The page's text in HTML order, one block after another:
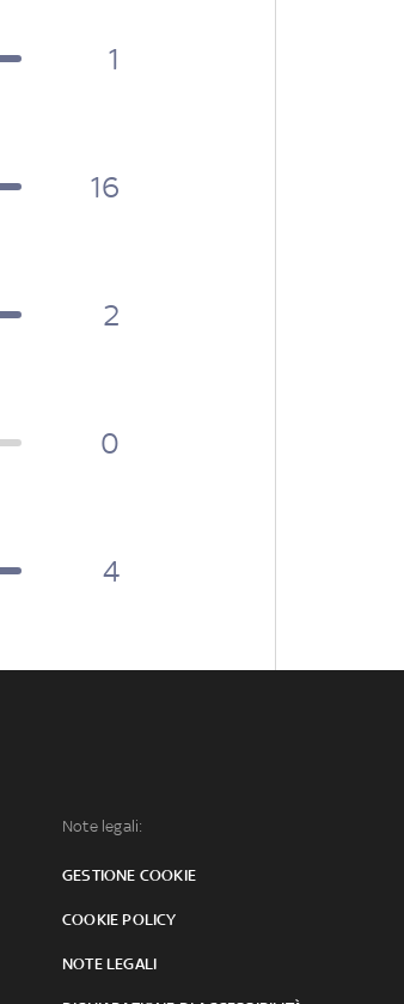
1
16
2
0
4
Note legali:
GESTIONE COOKIE
COOKIE POLICY
NOTE LEGALI